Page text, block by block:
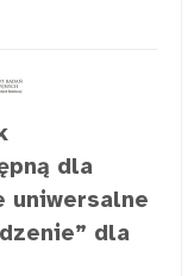
dla
uniwersalne
dla